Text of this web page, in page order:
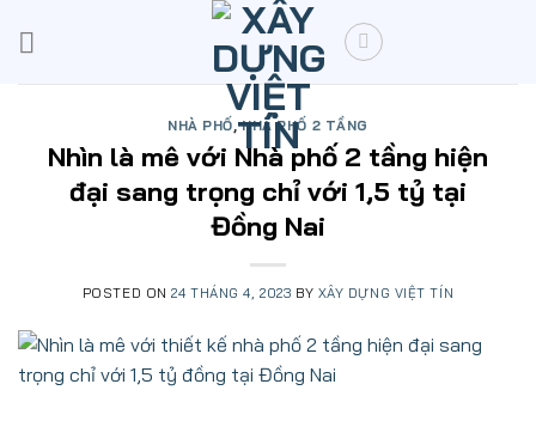
NHÀ PHỐ,NHÀ PHỐ 2 TẦNG
Nhìn là mê với Nhà phố 2 tầng hiện
đại sang trọng chỉ với 1,5 tỷ tại
Đồng Nai
POSTED ON24 THÁNG 4, 2023 BY XÂY DỰNG VIỆT TÍN